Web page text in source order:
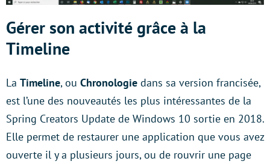
Gérer son activité grâce à la
Timeline
La Timeline, ou Chronologie dans sa version francisée,
est l’une des nouveautés les plus intéressantes de la
Spring Creators Update de Windows 10 sortie en 2018.
Elle permet de restaurer une application que vous avez
ouverte il y a plusieurs jours, ou de rouvrir une page